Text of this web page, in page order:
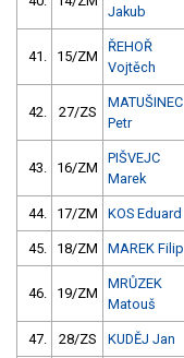
Jakub
41. 15/ZM
ŘEHOŘ
Vojtěch
42. 27/ZS
MATUŠINEC
Petr
43. 16/ZM
PIŠVEJC
Marek
44. 17/ZM KOS Eduard
45. 18/ZM MAREK Filip
46. 19/ZM
MRŮZEK
Matouš
47. 28/ZS KUDĚJ Jan